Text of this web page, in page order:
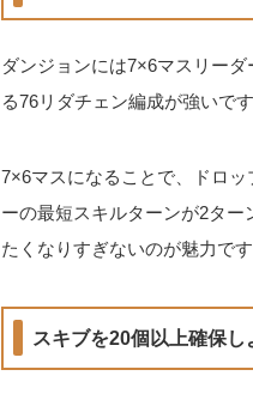
ダンジョンには7×6マスリーダ
る76リダチェン編成が強いです
7×6マスになることで、ドロ
ーの最短スキルターンが2タ
たくなりすぎないのが魅力です
スキブを20個以上確保し